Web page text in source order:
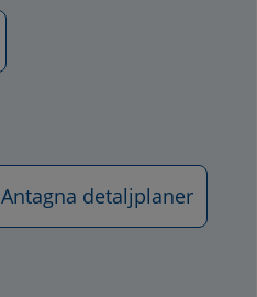
Antagna detaljplaner